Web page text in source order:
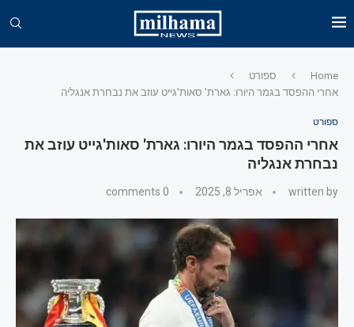
Home
ספורט
אחרי ההפסד בגמר היורו: גארת' סאות'גייט עוזב את נבחרת אנגליה
ספורט
אחרי ההפסד בגמר היורו: גארת' סאות'גייט עוזב את
נבחרת אנגליה
written by אפריל 8, 2025 0 comments